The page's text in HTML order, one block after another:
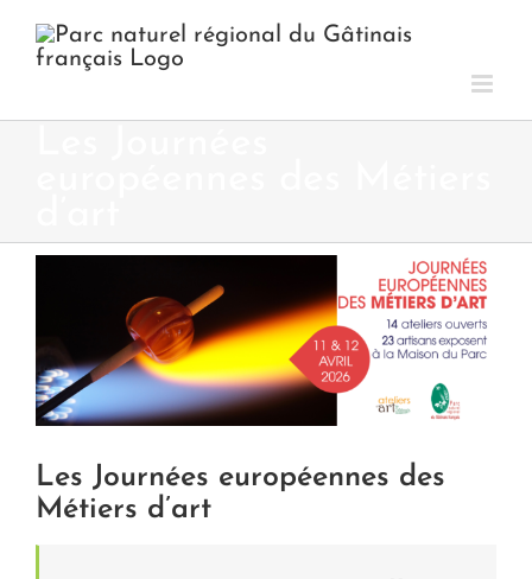
contenu
agrandie
Les Journées européennes des
Métiers d’art